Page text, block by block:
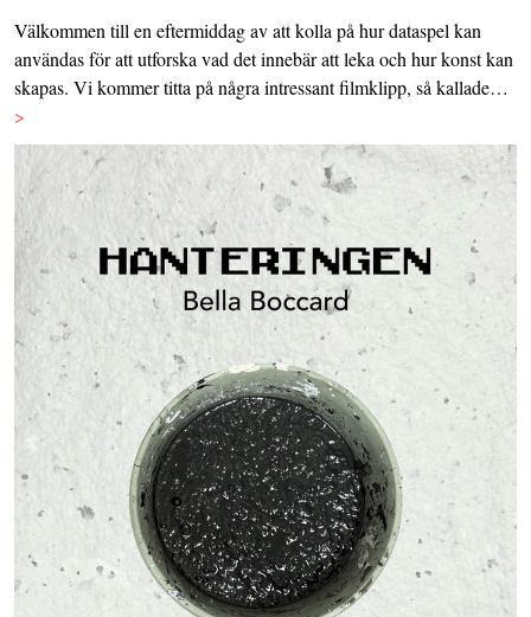
Välkommen till en eftermiddag av att kolla på hur dataspel kan
användas för att utforska vad det innebär att leka och hur konst kan
skapas. Vi kommer titta på några intressant filmklipp, så kallade…
>